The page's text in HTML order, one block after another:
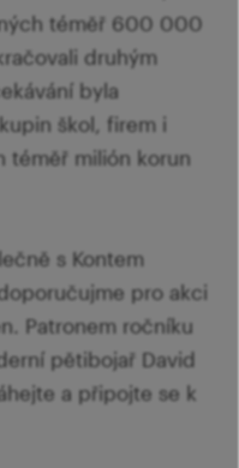
téměř 600 000
druhým
byla
škol, firem i
téměř milión korun
s Kontem
pro akci
Patronem ročníku
pětibojař David
a připojte se k